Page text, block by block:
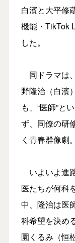
白濱と大平修
機能・TikTok
した。
同ドラマは
野隆治（白濱
も、“医師”と
ず、同僚の研
く青春群像劇。
いよいよ進
医たちが何科
中、隆治は医
科希望を決め
園くるみ（恒